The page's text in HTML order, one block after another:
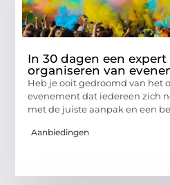
In 30 dagen een
organiseren van
Heb je ooit gedroomd van het
evenement dat iedereen zich
met de juiste aanpak en een
Aanbiedingen